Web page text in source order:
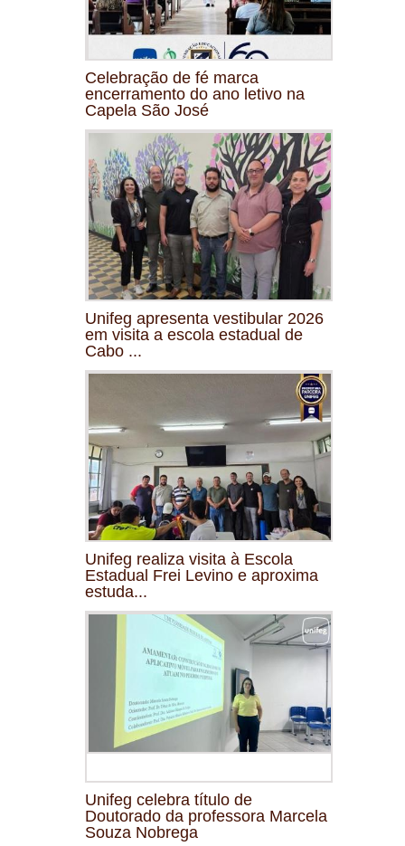
Celebração de fé marca
encerramento do ano letivo na
Capela São José
Unifeg apresenta vestibular 2026
em visita a escola estadual de
Cabo ...
Unifeg realiza visita à Escola
Estadual Frei Levino e aproxima
estuda...
Unifeg celebra título de
Doutorado da professora Marcela
Souza Nobrega